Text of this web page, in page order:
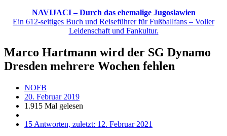
NAVIJACI – Durch das ehemalige Jugoslawien
Ein 612-seitiges Buch und Reiseführer für Fußballfans – Voller
Leidenschaft und Fankultur.
Marco Hartmann wird der SG Dynamo
Dresden mehrere Wochen fehlen
NOFB
20. Februar 2019
1.915 Mal gelesen
15 Antworten, zuletzt: 12. Februar 2021